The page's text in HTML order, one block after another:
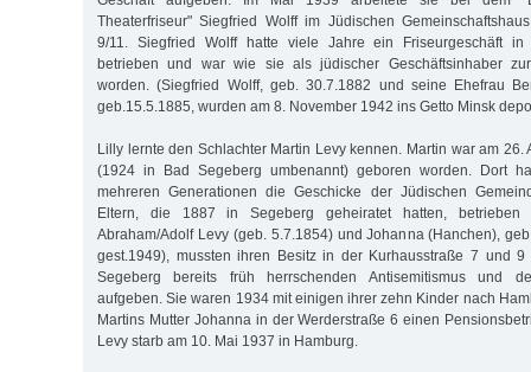
Theaterfriseur" Siegfried Wolff im Jüdischen
9/11. Siegfried Wolff hatte viele Jahre ein Friseurgeschäft
betrieben und war wie sie als jüdischer Geschäftsinhaber
worden. (Siegfried Wolff, geb. 30.7.1882 und seine Ehefrau
geb.15.5.1885, wurden am 8. November 1942 ins Getto Minsk
Lilly lernte den Schlachter Martin Levy kennen. Martin war am 26.
(1924 in Bad Segeberg umbenannt) geboren worden. Dort
mehreren Generationen die Geschicke der Jüdischen
Eltern, die 1887 in Segeberg geheiratet hatten, betrieben
Abraham/Adolf Levy (geb. 5.7.1854) und Johanna (Hanchen),
gest.1949), mussten ihren Besitz in der Kurhausstraße 7 und
Segeberg bereits früh herrschenden Antisemitismus und
aufgeben. Sie waren 1934 mit einigen ihrer zehn Kinder nach
Martins Mutter Johanna in der Werderstraße 6 einen
Levy starb am 10. Mai 1937 in Hamburg.